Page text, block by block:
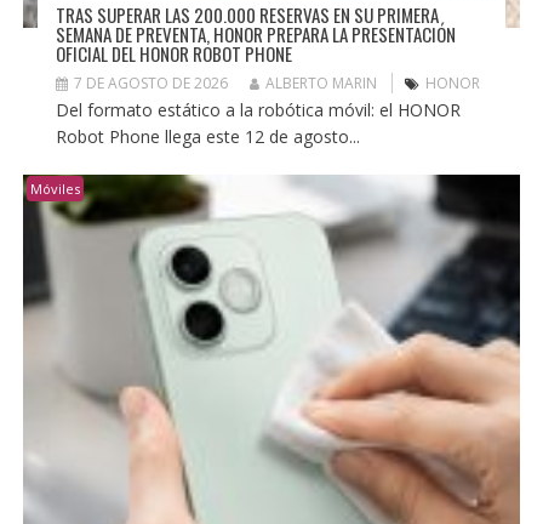
TRAS SUPERAR LAS 200.000 RESERVAS EN SU PRIMERA
SEMANA DE PREVENTA, HONOR PREPARA LA PRESENTACIÓN
OFICIAL DEL HONOR ROBOT PHONE
7 DE AGOSTO DE 2026 ALBERTO MARIN HONOR
Del formato estático a la robótica móvil: el HONOR
Robot Phone llega este 12 de agosto...
Móviles